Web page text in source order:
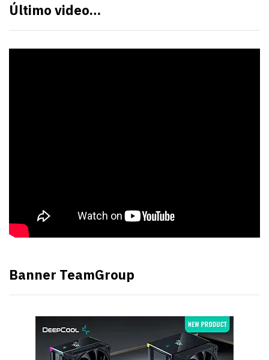
Último video…
Banner TeamGroup